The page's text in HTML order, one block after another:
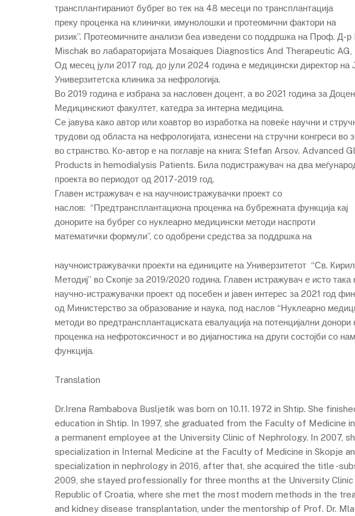
трансплантираниот бубрег во тек на 48 месеци по трансплантација
преку проценка на клинички, имунолошки и протеомични фактори на
ризик”. Протеомичните анализи беа изведени со поддршка на Проф. Д-р
Mischak во лабараторијата Mosaiques Diagnostics And Therapeutic AG,
Од месец јули 2017 год. до јули 2024 година е медицински директор на
Универзитетска клиника за нефрологија.
Во 2019 година е избрана за насловен доцент, а во 2021 година за
Медицинскиот факултет, катедра за интерна медицина.
Се јавува како автор или коавтор во изработка на повеќе научни и
трудови од областа на нефрологијата, изнесени на стручни конгреси во
во странство. Ко-автор е на поглавје на книга: Stefan Arsov. Advanced
Products in hemodialysis Patients. Била подистражувач на два
проекта во периодот од 2017-2019 год.
Главен истражувач е на научноистражувачки проект со
наслов: “Предтрансплантациона проценка на бубрежната функција кај
донорите на бубрег со нуклеарно медицински методи наспроти
математички формули”, со одобрени средства за поддршка на
научноистражувачки проекти на единиците на Универзитетот “Св.
Методиј” во Скопје за 2019/2020 година. Главен истражувач е исто така
научно-истражувачки проект од посебен и јавен интерес за 2021 год
од Министерство за образование и наука, под наслов “Нуклеарно
методи во предтрансплантациската евалуација на потенцијални донори
проценка на нефротоксичност и во дијагностика на други состојби со
функција.
Translation
Dr.Irena Rambabova Busljetik was born on 10.11. 1972 in Shtip. She
education in Shtip. In 1997, she graduated from the Faculty of Medicine
a permanent employee at the University Clinic of Nephrology. In 2007,
specialization in Internal Medicine at the Faculty of Medicine in Skopje
specialization in nephrology in 2016, after that, she acquired the title -
2009, she stayed professionally for three months at the University Clinic
Republic of Croatia, where she met the most modern methods in the
and kidney disease transplantation, under the mentorship of Prof. Dr.